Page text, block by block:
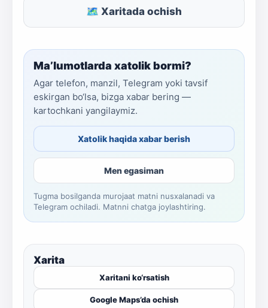
🗺 Xaritada ochish
Ma’lumotlarda xatolik bormi?
Agar telefon, manzil, Telegram yoki tavsif
eskirgan bo‘lsa, bizga xabar bering —
kartochkani yangilaymiz.
Xatolik haqida xabar berish
Men egasiman
Tugma bosilganda murojaat matni nusxalanadi va
Telegram ochiladi. Matnni chatga joylashtiring.
Xarita
Xaritani ko‘rsatish
Google Maps’da ochish